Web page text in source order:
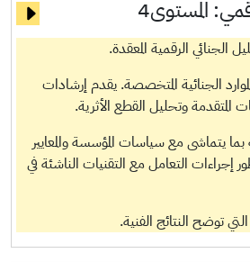
المستوى4
الرقمية المعقدة.
الجنائية المتخصصة. يقدم إرشادات
المتقدمة وتحليل القطع الأثرية.
بما يتماشى مع سياسات المؤسسة والمعايير
إجراءات التعامل مع التقنيات الناشئة في
توضح النتائج الفنية.